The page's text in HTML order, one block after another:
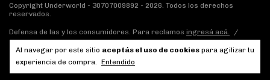
Al navegar por este sitio aceptás el uso de cookies para agilizar tu
experiencia de compra. Entendido
Copyright Underworld - 30707009892 - 2026. Todos los derechos
reservados.
Defensa de las y los consumidores. Para reclamos ingresá acá.
/
Botón de arrepentimiento